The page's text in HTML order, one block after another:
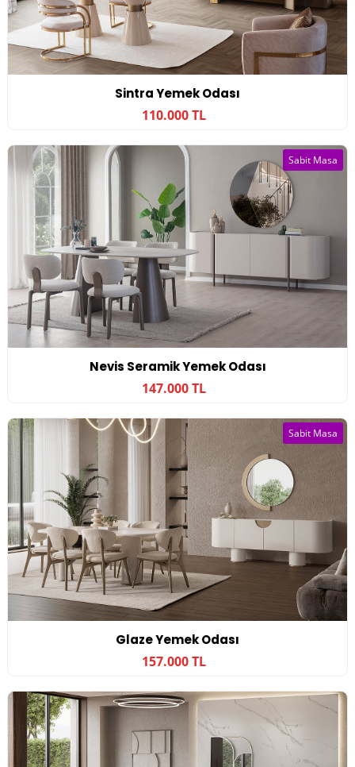
Sintra Yemek Odası
110.000 TL
Nevis Seramik Yemek Odası
147.000 TL
Sabit Masa
Glaze Yemek Odası
157.000 TL
Sabit Masa